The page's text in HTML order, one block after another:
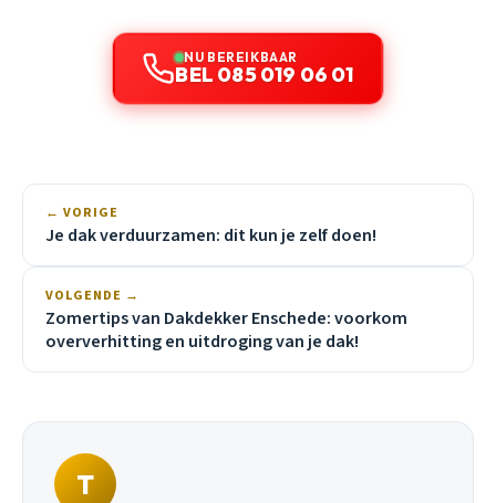
NU BEREIKBAAR
BEL 085 019 06 01
← VORIGE
Je dak verduurzamen: dit kun je zelf doen!
VOLGENDE →
Zomertips van Dakdekker Enschede: voorkom
oververhitting en uitdroging van je dak!
T